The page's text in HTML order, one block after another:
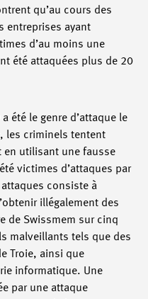
qu’au cours des
entreprises ayant
d’au moins une
été attaquées plus de 20
été le genre d’attaque le
les criminels tentent
en utilisant une fausse
victimes d’attaques par
attaques consiste à
illégalement des
de Swissmem sur cinq
malveillants tels que des
Troie, ainsi que
informatique. Une
par une attaque